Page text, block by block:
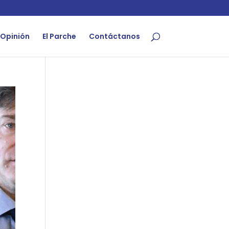
Opinión El Parche Contáctanos